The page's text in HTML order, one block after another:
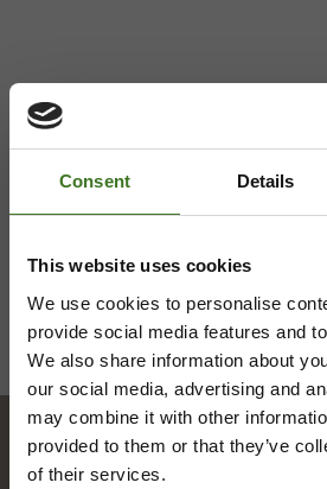
Consent Details
This website uses cookies
We use cookies to personalise
provide social media features and
We also share information about
our social media, advertising and
may combine it with other
provided to them or that they’ve
of their services.
Saavutettavuusseloste